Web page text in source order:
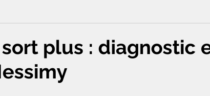
plus : diagnostic